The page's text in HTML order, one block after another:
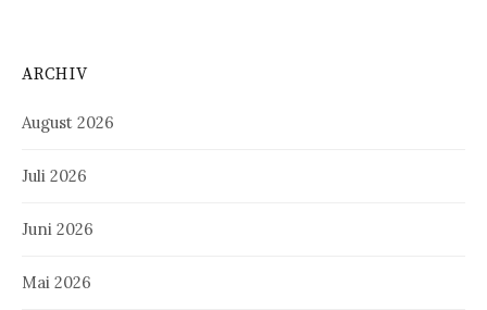
ARCHIV
August 2026
Juli 2026
Juni 2026
Mai 2026